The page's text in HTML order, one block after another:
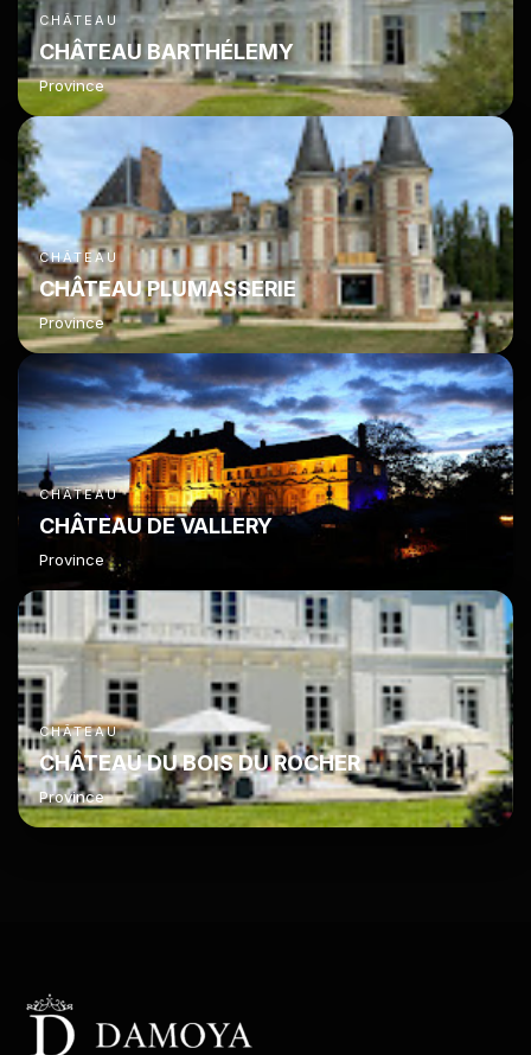
CHÂTEAU
CHÂTEAU BARTHÉLEMY
Province
CHÂTEAU
CHÂTEAU PLUMASSERIE
Province
CHÂTEAU
CHÂTEAU DE VALLERY
Province
CHÂTEAU
CHÂTEAU DU BOIS DU ROCHER
Province